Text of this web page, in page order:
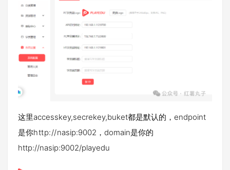
这里accesskey,secrekey,buket都是默认的，endpoint
是你http://nasip:9002，domain是你的
http://nasip:9002/playedu